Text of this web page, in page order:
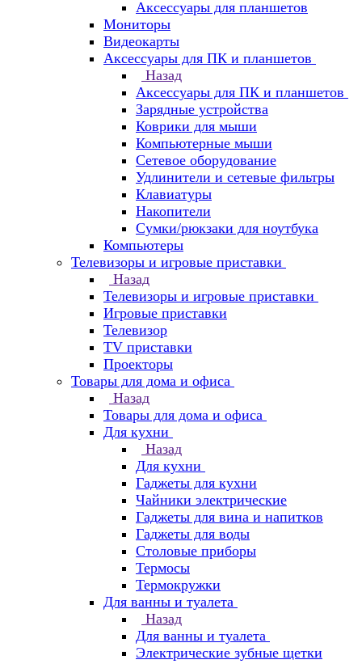
Аксессуары для планшетов
Мониторы
Видеокарты
Аксессуары для ПК и планшетов
Назад
Аксессуары для ПК и планшетов
Зарядные устройства
Коврики для мыши
Компьютерные мыши
Сетевое оборудование
Удлинители и сетевые фильтры
Клавиатуры
Накопители
Сумки/рюкзаки для ноутбука
Компьютеры
Телевизоры и игровые приставки
Назад
Телевизоры и игровые приставки
Игровые приставки
Телевизор
TV приставки
Проекторы
Товары для дома и офиса
Назад
Товары для дома и офиса
Для кухни
Назад
Для кухни
Гаджеты для кухни
Чайники электрические
Гаджеты для вина и напитков
Гаджеты для воды
Столовые приборы
Термосы
Термокружки
Для ванны и туалета
Назад
Для ванны и туалета
Электрические зубные щетки